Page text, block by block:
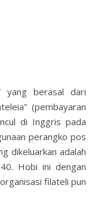
yang berasal dari
(pembayaran
di Inggris pada
perangko pos
dikeluarkan adalah
Hobi ini dengan
filateli pun